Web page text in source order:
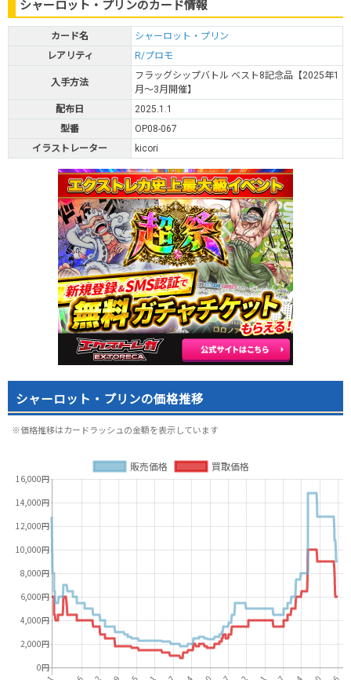
シャーロット・プリンのカード情報
カード名
シャーロット・プリン
レアリティ
R/プロモ
入手方法
フラッグシップバトル ベスト8記念品【2025年1
月～3月開催】
配布日
2025.1.1
型番
OP08-067
イラストレーター
kicori
シャーロット・プリンの価格推移
※価格推移はカードラッシュの金額を表示しています